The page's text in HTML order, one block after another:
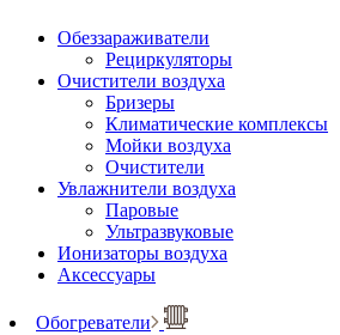
Обеззараживатели
Рециркуляторы
Очистители воздуха
Бризеры
Климатические комплексы
Мойки воздуха
Очистители
Увлажнители воздуха
Паровые
Ультразвуковые
Ионизаторы воздуха
Аксессуары
Обогреватели